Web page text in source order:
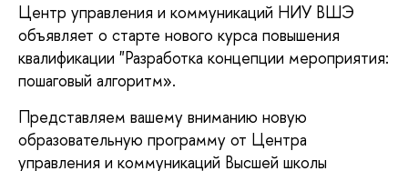
Центр управления и коммуникаций НИУ ВШЭ
объявляет о старте нового курса повышения
квалификации "Разработка концепции мероприятия:
пошаговый алгоритм».
Представляем вашему вниманию новую
образовательную программу от Центра
управления и коммуникаций Высшей школы